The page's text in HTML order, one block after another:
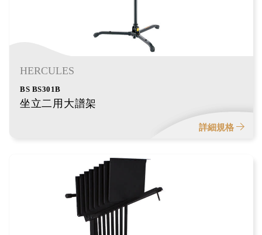
HERCULES
BS BS301B
坐立二用大譜架
詳細規格